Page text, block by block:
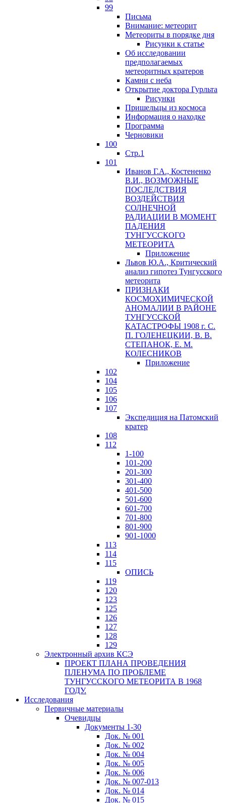
99
Письма
Внимание: метеорит
Метеориты в порядке дня
Рисунки к статье
Об исследовании
предполагаемых
метеоритных кратеров
Камни с неба
Открытие доктора Гурльта
Рисунки
Пришельцы из космоса
Информация о находке
Программа
Черновики
100
Стр.1
101
Иванов Г.А., Костененко
В.И., ВОЗМОЖНЫЕ
ПОСЛЕДСТВИЯ
ВОЗДЕЙСТВИЯ
СОЛНЕЧНОЙ
РАДИАЦИИ В МОМЕНТ
ПАДЕНИЯ
ТУНГУССКОГО
MЕТЕОРИТА
Приложение
Львов Ю.A., Критический
анализ гипотез Тунгусского
метеорита
ПРИЗНАКИ
КОСМОХИМИЧЕСКОЙ
АНОМАЛИИ В РАЙОНЕ
ТУНГУССКОЙ
КАТАСТРОФЫ 1908 г. С.
П. ГОЛЕНЕЦКИИ, В. В.
СТЕПАНОК, Е. М.
КОЛЕСНИКОВ
Приложение
102
104
105
106
107
Экспедиция на Патомский
кратер
108
112
1-100
101-200
201-300
301-400
401-500
501-600
601-700
701-800
801-900
901-1000
113
114
115
ОПИСЬ
119
120
123
125
126
127
128
129
Электронный архив КСЭ
ПРОЕКТ ПЛАНА ПРОВЕДЕНИЯ
ПЛЕНУМА ПО ПРОБЛЕМЕ
ТУНГУССКОГО МЕТЕОРИТА В 1968
ГОДУ.
Исследования
Первичные материалы
Очевидцы
Документы 1-30
Док. № 001
Док. № 002
Док. № 004
Док. № 005
Док. № 006
Док. № 007-013
Док. № 014
Док. № 015